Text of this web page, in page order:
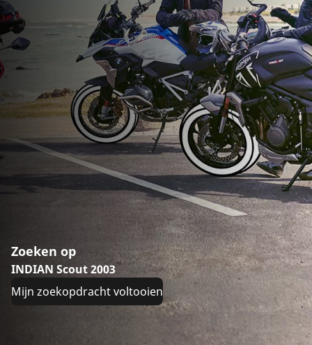
Zoeken op
INDIAN Scout 2003
Mijn zoekopdracht voltooien